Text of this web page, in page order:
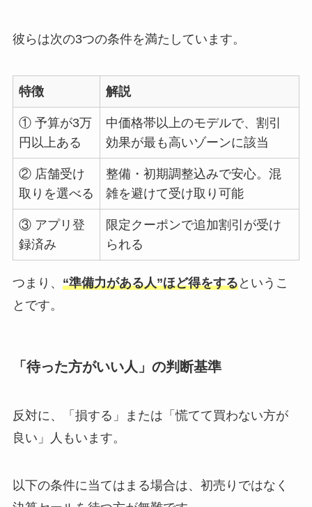
彼らは次の3つの条件を満たしています。
特徴 解説
① 予算が3万
円以上ある
中価格帯以上のモデルで、割引
効果が最も高いゾーンに該当
② 店舗受け
取りを選べる
整備・初期調整込みで安心。混
雑を避けて受け取り可能
③ アプリ登
録済み
限定クーポンで追加割引が受け
られる
つまり、 “準備力がある人”ほど得をするというこ
とです。
「待った方がいい人」の判断基準
反対に、「損する」または「慌てて買わない方が
良い」人もいます。
以下の条件に当てはまる場合は、初売りではなく